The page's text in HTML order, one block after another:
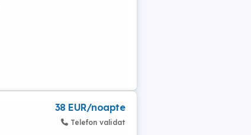
38 EUR/noapte
Telefon validat